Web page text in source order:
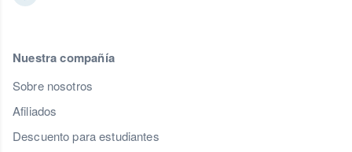
Nuestra compañía
Sobre nosotros
Afiliados
Descuento para estudiantes